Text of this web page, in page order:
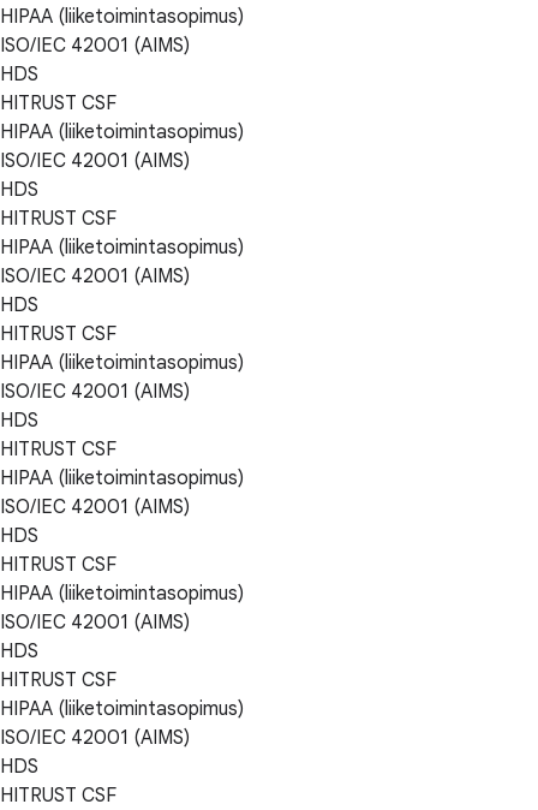
HIPAA (liiketoimintasopimus)
ISO/IEC 42001 (AIMS)
HDS
HITRUST CSF
HIPAA (liiketoimintasopimus)
ISO/IEC 42001 (AIMS)
HDS
HITRUST CSF
HIPAA (liiketoimintasopimus)
ISO/IEC 42001 (AIMS)
HDS
HITRUST CSF
HIPAA (liiketoimintasopimus)
ISO/IEC 42001 (AIMS)
HDS
HITRUST CSF
HIPAA (liiketoimintasopimus)
ISO/IEC 42001 (AIMS)
HDS
HITRUST CSF
HIPAA (liiketoimintasopimus)
ISO/IEC 42001 (AIMS)
HDS
HITRUST CSF
HIPAA (liiketoimintasopimus)
ISO/IEC 42001 (AIMS)
HDS
HITRUST CSF